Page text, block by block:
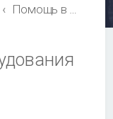
Помощь в выборе оборудования